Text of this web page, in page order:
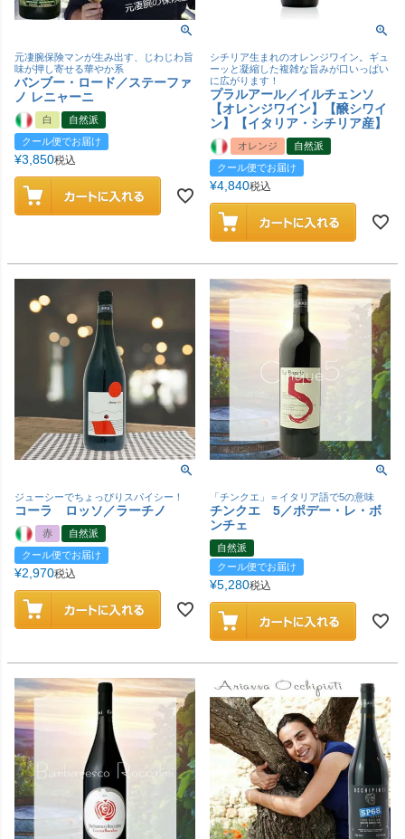
元凄腕保険マンが生み出す、じわじわ旨
味が押し寄せる華やか系
バンブー・ロード／ステーファ
ノ レニャーニ
白
自然派
クール便でお届け
¥3,850税込
シチリア生まれのオレンジワイン。ギュ
ーッと凝縮した複雑な旨みが口いっぱい
に広がります！
プラルアール／イルチェンソ
【オレンジワイン】【醸シワイ
ン】【イタリア・シチリア産】
オレンジ
自然派
クール便でお届け
¥4,840税込
ジューシーでちょっぴりスパイシー！
コーラ ロッソ／ラーチノ
赤
自然派
クール便でお届け
¥2,970税込
「チンクエ」＝イタリア語で5の意味
チンクエ 5／ポデー・レ・ボ
ンチェ
自然派
クール便でお届け
¥5,280税込